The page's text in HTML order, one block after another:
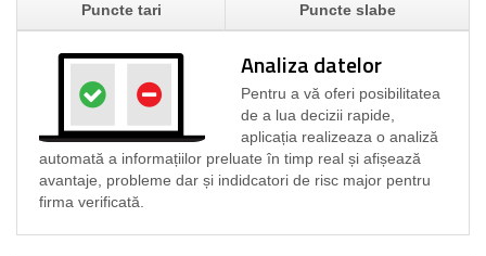
Puncte tari Puncte slabe
Analiza datelor
Pentru a vă oferi posibilitatea
de a lua decizii rapide,
aplicația realizeaza o analiză
automată a informațiilor preluate în timp real și afișează
avantaje, probleme dar și indidcatori de risc major pentru
firma verificată.